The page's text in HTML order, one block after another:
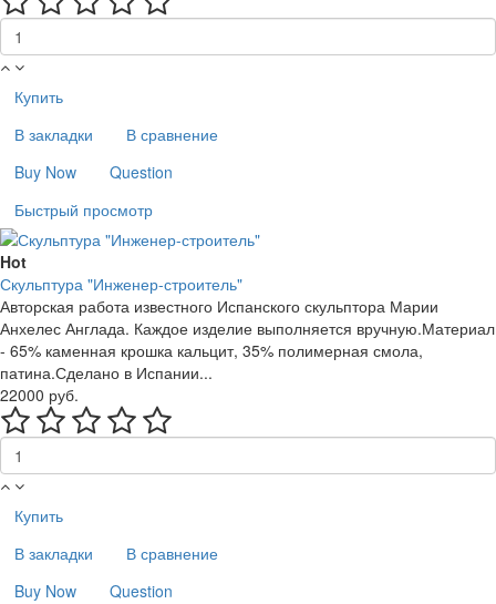
Купить
В закладки
В сравнение
Buy Now
Question
Быстрый просмотр
Hot
Скульптура "Инженер-строитель"
Авторская работа известного Испанского скульптора Марии
Анхелес Англада. Каждое изделие выполняется вручную.Материал
- 65% каменная крошка кальцит, 35% полимерная смола,
патина.Сделано в Испании...
22000 руб.
Купить
В закладки
В сравнение
Buy Now
Question